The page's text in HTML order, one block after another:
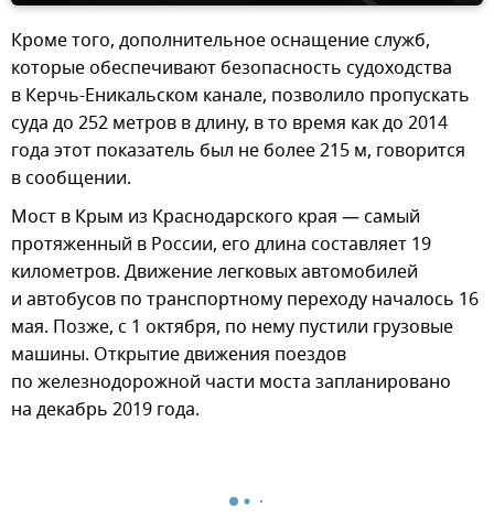
Кроме того, дополнительное оснащение служб,
которые обеспечивают безопасность судоходства
в Керчь-Еникальском канале, позволило пропускать
суда до 252 метров в длину, в то время как до 2014
года этот показатель был не более 215 м, говорится
в сообщении.
Мост в Крым из Краснодарского края — самый
протяженный в России, его длина составляет 19
километров. Движение легковых автомобилей
и автобусов по транспортному переходу началось 16
мая. Позже, с 1 октября, по нему пустили грузовые
машины. Открытие движения поездов
по железнодорожной части моста запланировано
на декабрь 2019 года.